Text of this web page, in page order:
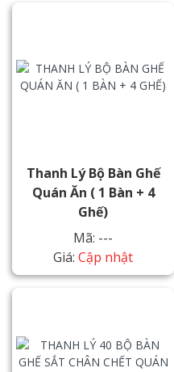
Thanh Lý Bộ Bàn Ghế
Quán Ăn ( 1 Bàn + 4
Ghế)
Mã: ---
Giá: Cập nhật